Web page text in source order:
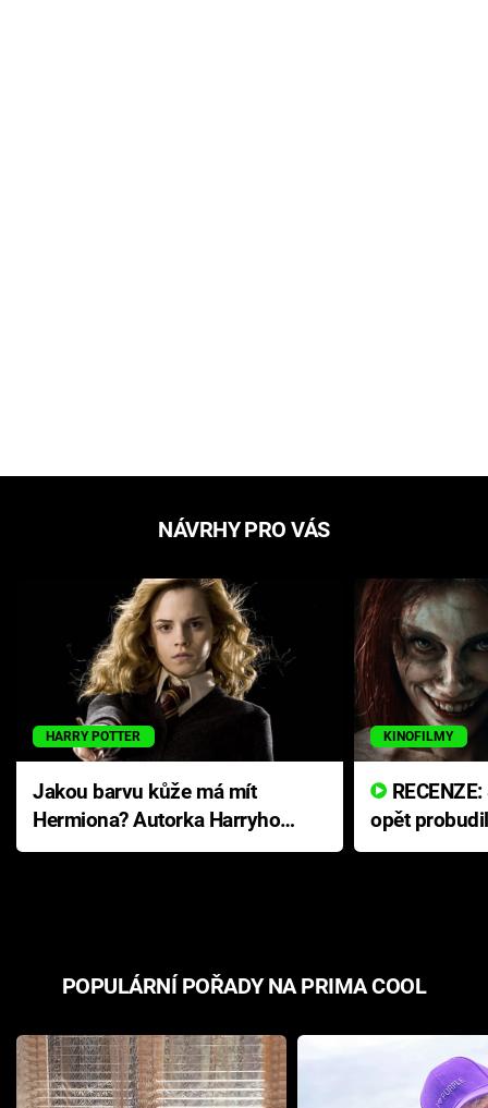
NÁVRHY PRO VÁS
HARRY POTTER
Jakou barvu kůže má mít
Hermiona? Autorka Harryho
Pottera přišla s ráznou
KINOFILMY
opět
přichází s
POPULÁRNÍ POŘADY NA PRIMA COOL